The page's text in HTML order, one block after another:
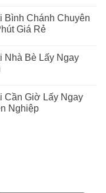
Bình Chánh Chuyên
Giá Rẻ
Nhà Bè Lấy Ngay
Cần Giờ Lấy Ngay
Nghiệp